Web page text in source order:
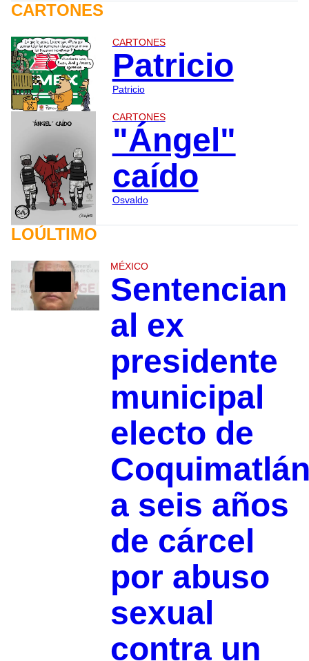
CARTONES
CARTONES
Patricio
Patricio
CARTONES
"Ángel"
caído
Osvaldo
LOÚLTIMO
MÉXICO
Sentencian
al ex
presidente
municipal
electo de
a seis años
de cárcel
por abuso
sexual
contra un